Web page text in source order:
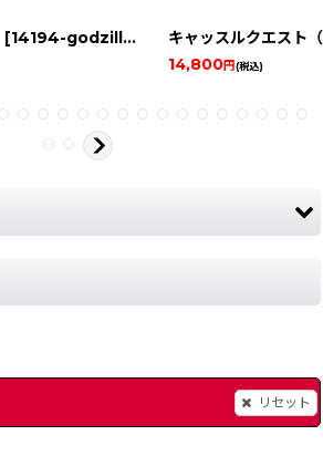
[14194-godzilla-famicomboxnew ]
キャッスルクエスト
14,800円(税込)
リセット